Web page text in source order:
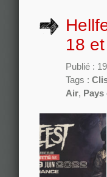
18
Publié :
Tags :
Air, Pays